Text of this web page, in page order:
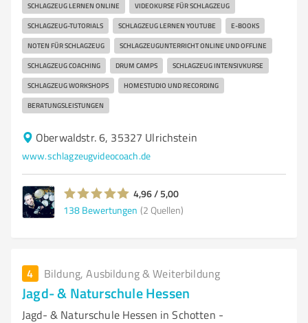
SCHLAGZEUG LERNEN ONLINE VIDEOKURSE FÜR SCHLAGZEUG
SCHLAGZEUG-TUTORIALS SCHLAGZEUG LERNEN YOUTUBE E-BOOKS
NOTEN FÜR SCHLAGZEUG SCHLAGZEUGUNTERRICHT ONLINE UND OFFLINE
SCHLAGZEUG COACHING DRUM CAMPS SCHLAGZEUG INTENSIVKURSE
SCHLAGZEUG WORKSHOPS HOMESTUDIO UND RECORDING
BERATUNGSLEISTUNGEN
Oberwaldstr. 6, 35327 Ulrichstein
www.schlagzeugvideocoach.de
4,96 / 5,00
138 Bewertungen (2 Quellen)
4 Bildung, Ausbildung & Weiterbildung
Jagd- & Naturschule Hessen
Jagd- & Naturschule Hessen in Schotten -